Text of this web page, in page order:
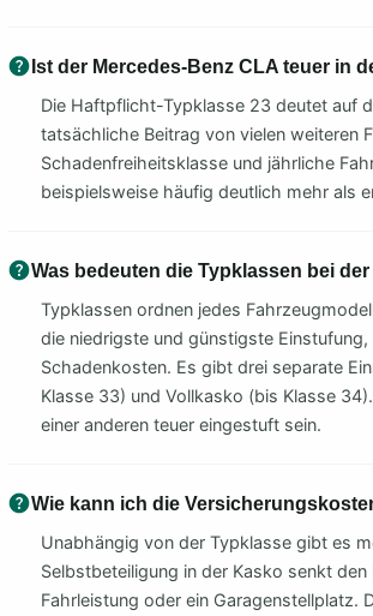
Ist der Mercedes-Benz CLA teuer in
Die Haftpflicht-Typklasse 23 deutet auf
tatsächliche Beitrag von vielen weiteren
Schadenfreiheitsklasse und jährliche
beispielsweise häufig deutlich mehr als
Was bedeuten die Typklassen bei
Typklassen ordnen jedes
die niedrigste und günstigste
Schadenkosten. Es gibt drei separate
Klasse 33) und Vollkasko (bis Klasse
einer anderen teuer eingestuft sein.
Wie kann ich die
Unabhängig von der Typklasse gibt es
Selbstbeteiligung in der Kasko senkt
Fahrleistung oder ein Garagenstellplatz.